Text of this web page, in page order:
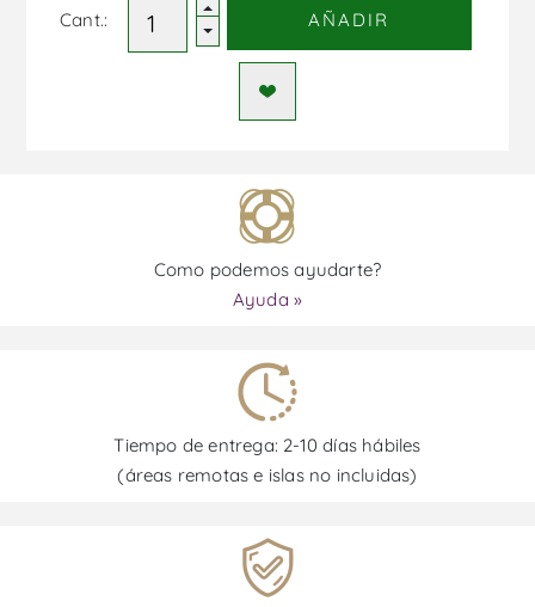
Cant.: AÑADIR
Como podemos ayudarte?
Ayuda »
Tiempo de entrega: 2-10 días hábiles
(áreas remotas e islas no incluidas)